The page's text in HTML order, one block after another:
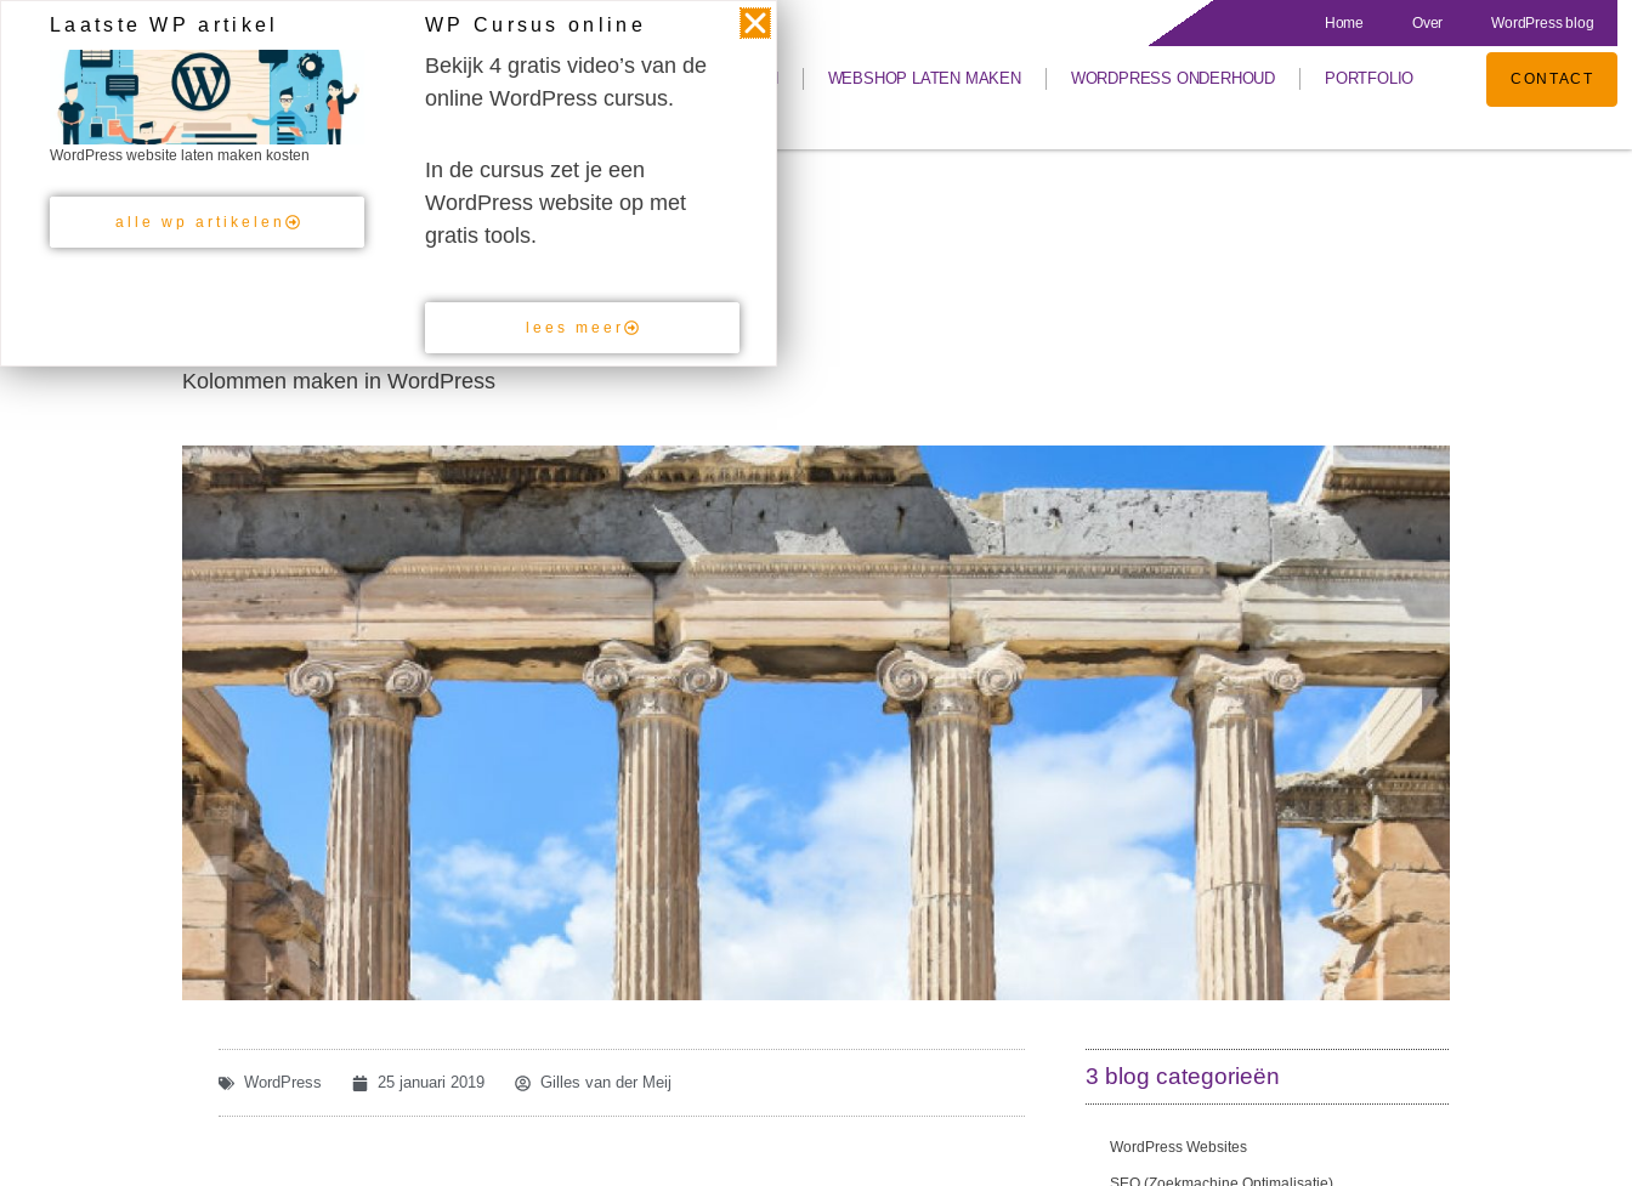
inhoud
Nieuwe websites voor bedrijven
Home Over WordPress blog
WEBSITE LATEN MAKEN WEBSHOP LATEN MAKEN WORDPRESS ONDERHOUD PORTFOLIO CONTACT
Kolommen maken in WordPress
WordPress 25 januari 2019 Gilles van der Meij 3 blog categorieën
WordPress Websites
Laatste WP artikel
WordPress website laten maken kosten
alle wp artikelen
WP Cursus online
Bekijk 4 gratis video’s van de
online WordPress cursus.
In de cursus zet je een
WordPress website op met
gratis tools.
lees meer